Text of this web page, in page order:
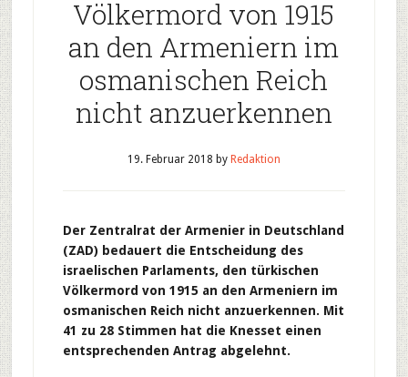
Völkermord von 1915
an den Armeniern im
osmanischen Reich
nicht anzuerkennen
19. Februar 2018 by Redaktion
Der Zentralrat der Armenier in Deutschland
(ZAD) bedauert die Entscheidung des
israelischen Parlaments, den türkischen
Völkermord von 1915 an den Armeniern im
osmanischen Reich nicht anzuerkennen. Mit
41 zu 28 Stimmen hat die Knesset einen
entsprechenden Antrag abgelehnt.